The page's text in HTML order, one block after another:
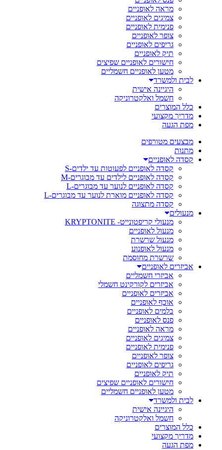
מראה לאופניים
צמיגים לאופניים
פנימית לאופניים
צופר לאופניים
גריפים לאופניים
תיק לאופניים
חישורים לאופניים שפיצים
מטען לאופניים חשמליים
לבית ולמשרד
היגיינה אישית
חשמל ואלקטרוניקה
כלל המוצרים
מדריך מקצועי
מפת הגעה
מבצעים מטורפים
מתנות
קסדה לאופניים
קסדה לאופניים לפעוטות עד ילדים-S
קסדה לאופניים לילדים עד מבוגרים-M
קסדה לאופניים לנוער עד מבוגרים-L
קסדה לאופניים מוארת לנוער עד מבוגרים-L
קסדה מתצוגה
מנעולים
מנעולי קריפטונייט- KRYPTONITE
מנעול לאופניים
מנעול שרשרת
מנעול לאופנוע
שרשרת מחוסמת
אביזרים לאופניים
אביזרי חשמליים
אביזרים לקורקינט חשמלי
אביזרים לאופניים
אוכף לאופניים
בלמים לאופניים
פנס לאופניים
מראה לאופניים
צמיגים לאופניים
פנימית לאופניים
צופר לאופניים
גריפים לאופניים
תיק לאופניים
חישורים לאופניים שפיצים
מטען לאופניים חשמליים
לבית ולמשרד
היגיינה אישית
חשמל ואלקטרוניקה
כלל המוצרים
מדריך מקצועי
מפת הגעה